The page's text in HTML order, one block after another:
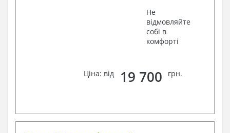
Не
відмовляйте
собі в
комфорті
Ціна: від 19 700 грн.